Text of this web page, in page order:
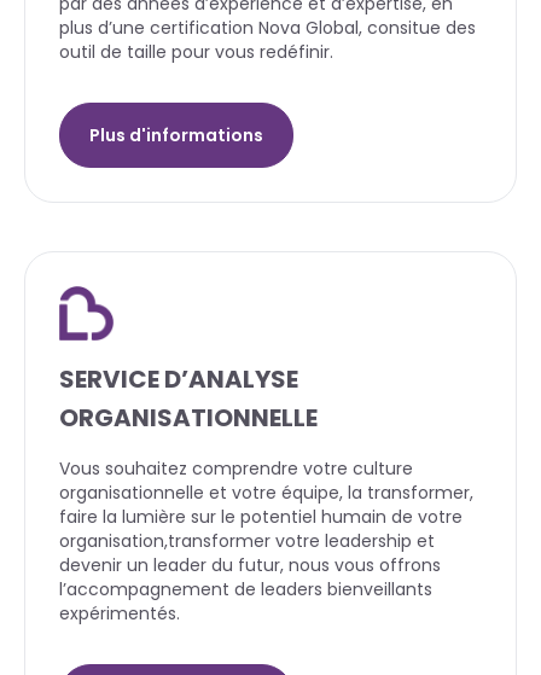
plus d’une certification Nova Global, consitue des
outil de taille pour vous redéfinir.
Plus d'informations
SERVICE D’ANALYSE
ORGANISATIONNELLE
Vous souhaitez comprendre votre culture
organisationnelle et votre équipe, la transformer,
faire la lumière sur le potentiel humain de votre
organisation,transformer votre leadership et
devenir un leader du futur, nous vous offrons
l’accompagnement de leaders bienveillants
expérimentés.